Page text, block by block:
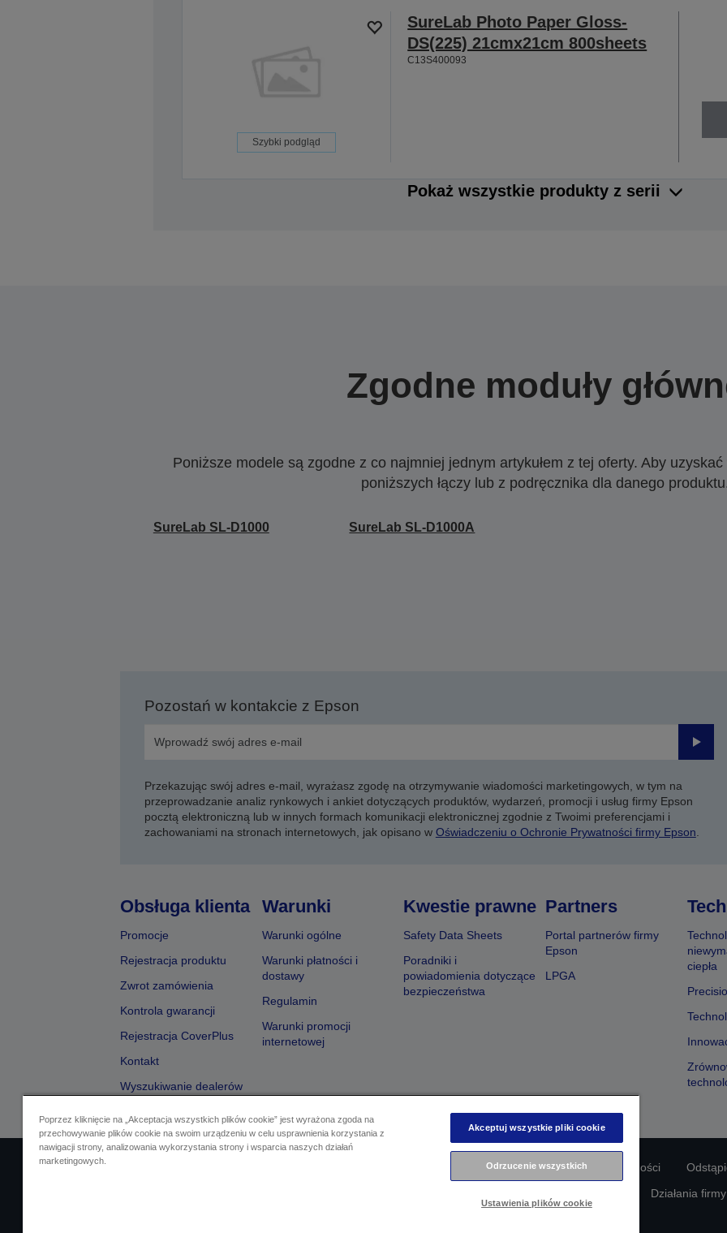
Szybki podgląd
SureLab Photo Paper Gloss-
DS(225) 21cmx21cm 800sheets
C13S400093
Pokaż wszystkie produkty z serii
Zgodne moduły
Poniższe modele są zgodne z co najmniej jednym artykułem z tej oferty. Aby
poniższych łączy lub z podręcznika dla danego
SureLab SL-D1000 SureLab SL-D1000A
Pozostań w kontakcie z Epson
Prześlij
Przekazując swój adres e-mail, wyrażasz zgodę na otrzymywanie wiadomości marketingowych, w tym na
przeprowadzanie analiz rynkowych i ankiet dotyczących produktów, wydarzeń, promocji i usług firmy Epson
pocztą elektroniczną lub w innych formach komunikacji elektronicznej zgodnie z Twoimi preferencjami i
zachowaniami na stronach internetowych, jak opisano w Oświadczeniu o Ochronie Prywatności firmy Epson
Obsługa klienta
Promocje
Rejestracja produktu
Zwrot zamówienia
Kontrola gwarancji
Rejestracja CoverPlus
Kontakt
Wyszukiwanie dealerów
Warunki
Warunki ogólne
Warunki płatności i
dostawy
Regulamin
Warunki promocji
internetowej
Kwestie prawne
Safety Data Sheets
Poradniki i
powiadomienia dotyczące
bezpieczeństwa
Partners
Portal partnerów firmy
Epson
LPGA
ciepła
Oświadczenie dotyczące prywatności
Działania
Poprzez kliknięcie na „Akceptacja wszystkich plików cookie” jest wyrażona zgoda na
przechowywanie plików cookie na swoim urządzeniu w celu usprawnienia korzystania z
nawigacji strony, analizowania wykorzystania strony i wsparcia naszych działań
marketingowych.
Akceptuj wszystkie pliki cookie
Odrzucenie wszystkich
Ustawienia plików cookie